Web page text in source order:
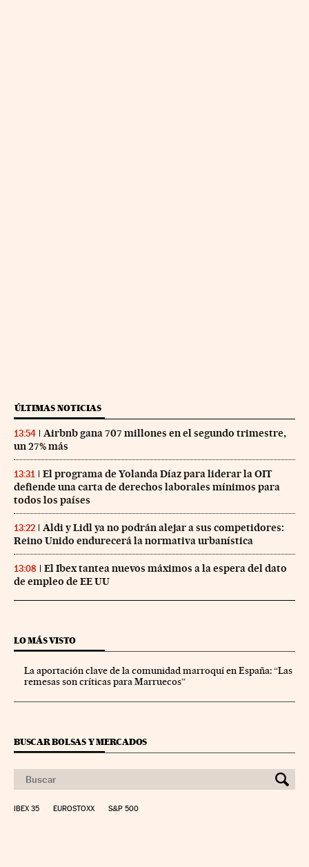
ÚLTIMAS NOTICIAS
13:54
Airbnb gana 707 millones en el segundo trimestre,
un 27% más
13:31
El programa de Yolanda Díaz para liderar la OIT
defiende una carta de derechos laborales mínimos para
todos los países
13:22
Aldi y Lidl ya no podrán alejar a sus competidores:
Reino Unido endurecerá la normativa urbanística
13:08
El Ibex tantea nuevos máximos a la espera del dato
de empleo de EE UU
LO MÁS VISTO
La aportación clave de la comunidad marroquí en España: “Las
remesas son críticas para Marruecos”
BUSCAR BOLSAS Y MERCADOS
IBEX 35 EUROSTOXX S&P 500